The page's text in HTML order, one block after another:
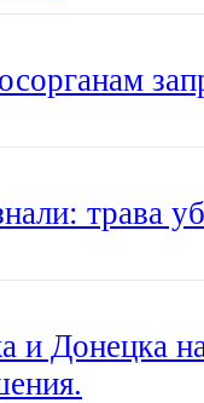
трава
и Донецка